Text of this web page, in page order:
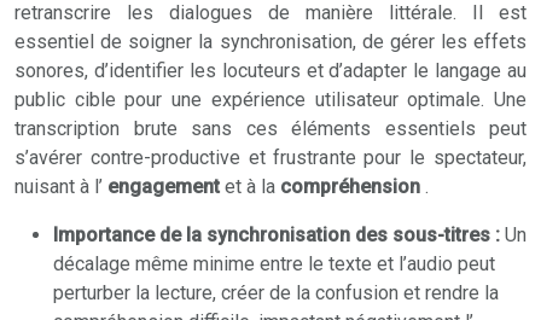
retranscrire les dialogues de manière littérale. Il est
essentiel de soigner la synchronisation, de gérer les effets
sonores, d’identifier les locuteurs et d’adapter le langage au
public cible pour une expérience utilisateur optimale. Une
transcription brute sans ces éléments essentiels peut
s’avérer contre-productive et frustrante pour le spectateur,
nuisant à l’ engagement et à la compréhension .
Importance de la synchronisation des sous-titres : Un
décalage même minime entre le texte et l’audio peut
perturber la lecture, créer de la confusion et rendre la